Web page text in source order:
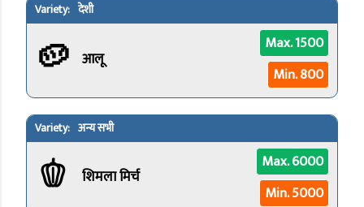
देशी
🥔 आलू
Max. 1500
Min. 800
अन्य सभी
🫑 शिमला मिर्च
Max. 6000
Min. 5000